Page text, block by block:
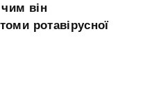
він
ротавірусної